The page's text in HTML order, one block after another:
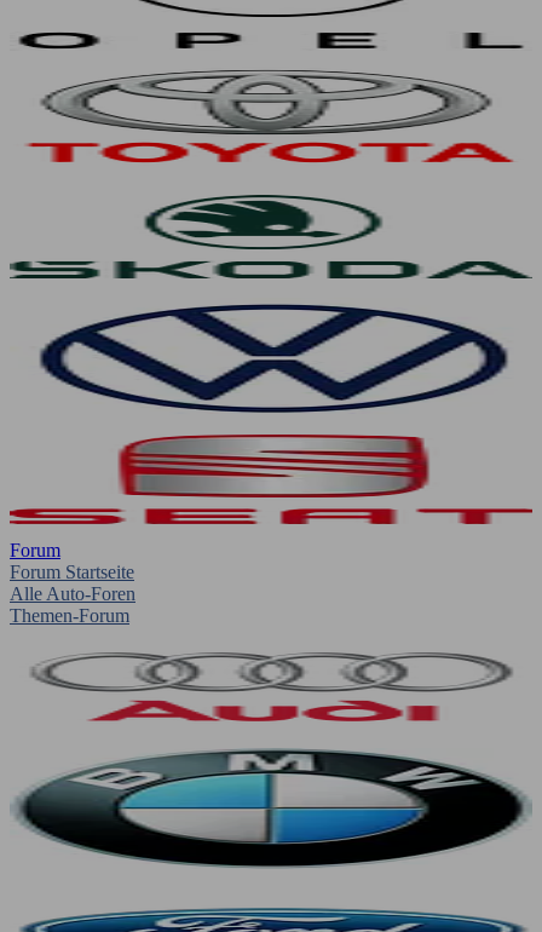
Forum
Forum Startseite
Alle Auto-Foren
Themen-Forum